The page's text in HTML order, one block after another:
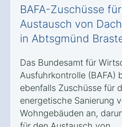
BAFA-Zuschüsse
Austausch von
in Abtsgmünd
Das Bundesamt für
Ausfuhrkontrolle (BAFA)
ebenfalls Zuschüsse für
energetische Sanierung
Wohngebäuden an,